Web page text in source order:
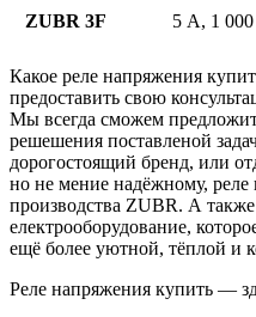
ZUBR 3F 5 А, 1
Какое реле напряжения
предоставить свою
Мы всегда сможем
решешения поставленой
дорогостоящий бренд, или
но не мение надёжному, реле
производства ZUBR. А
електрооборудование,
ещё более уютной, тёплой и
Реле напряжения купить —